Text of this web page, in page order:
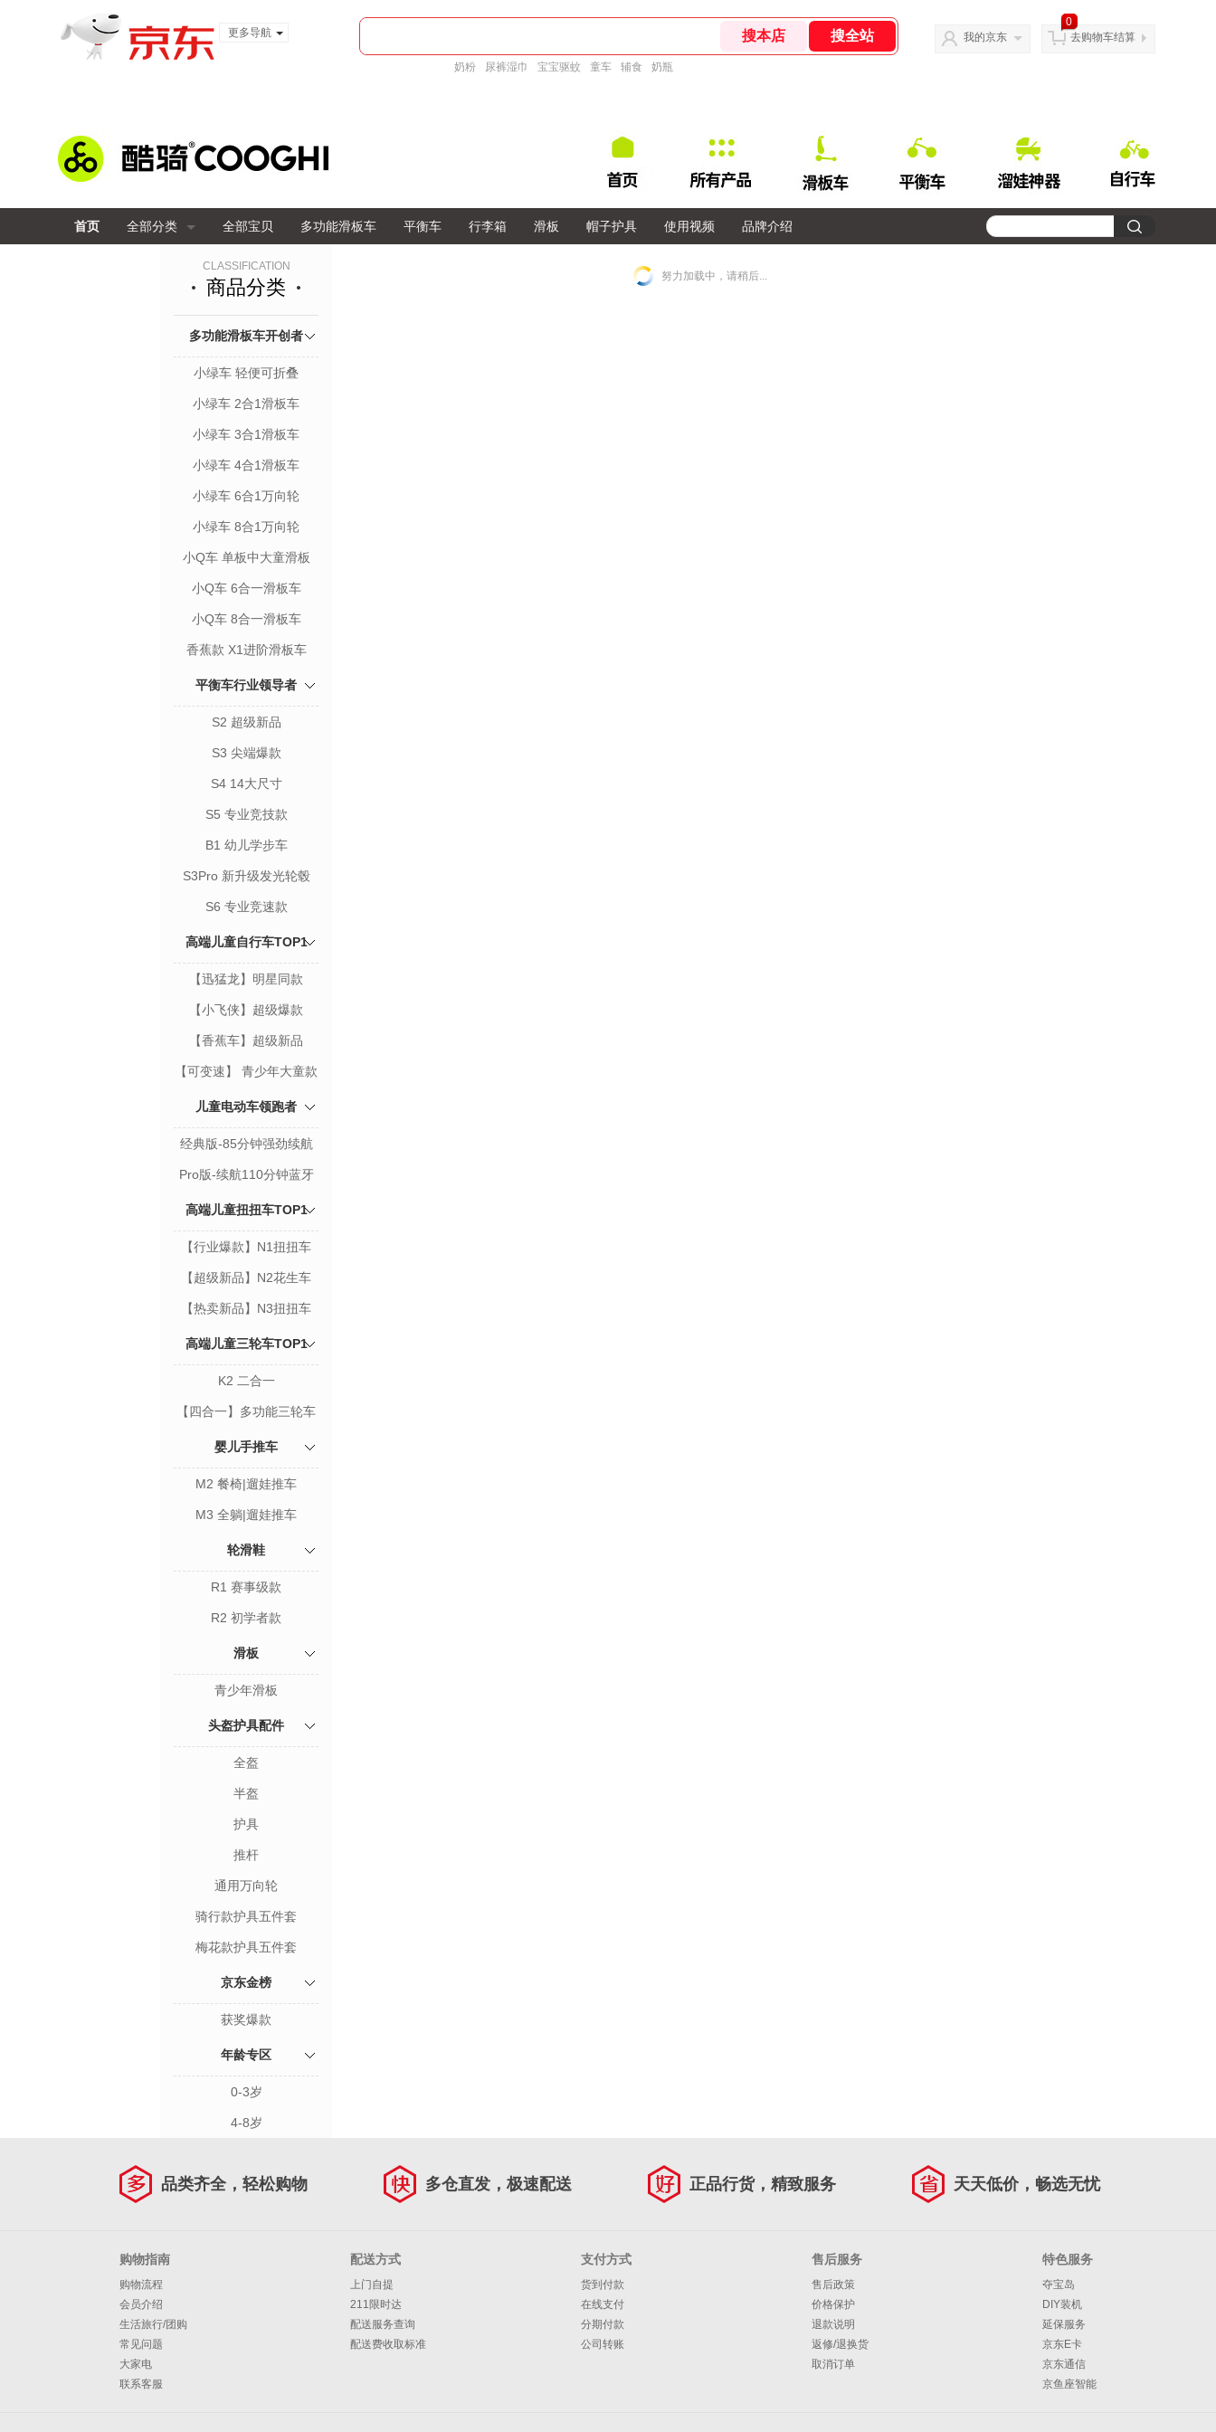
更多导航
奶粉 尿裤湿巾 宝宝驱蚊 童车 辅食 奶瓶
我的京东
0
去购物车结算
首页 全部分类 全部宝贝 多功能滑板车 平衡车 行李箱 滑板 帽子护具 使用视频 品牌介绍
CLASSIFICATION
商品分类
多功能滑板车开创者
小绿车 轻便可折叠
小绿车 2合1滑板车
小绿车 3合1滑板车
小绿车 4合1滑板车
小绿车 6合1万向轮
小绿车 8合1万向轮
小Q车 单板中大童滑板
小Q车 6合一滑板车
小Q车 8合一滑板车
香蕉款 X1进阶滑板车
平衡车行业领导者
S2 超级新品
S3 尖端爆款
S4 14大尺寸
S5 专业竞技款
B1 幼儿学步车
S3Pro 新升级发光轮毂
S6 专业竞速款
高端儿童自行车TOP1
【迅猛龙】明星同款
【小飞侠】超级爆款
【香蕉车】超级新品
【可变速】 青少年大童款
儿童电动车领跑者
经典版-85分钟强劲续航
Pro版-续航110分钟蓝牙
高端儿童扭扭车TOP1
【行业爆款】N1扭扭车
【超级新品】N2花生车
【热卖新品】N3扭扭车
高端儿童三轮车TOP1
K2 二合一
【四合一】多功能三轮车
婴儿手推车
M2 餐椅|遛娃推车
M3 全躺|遛娃推车
轮滑鞋
R1 赛事级款
R2 初学者款
滑板
青少年滑板
头盔护具配件
全盔
半盔
护具
推杆
通用万向轮
骑行款护具五件套
梅花款护具五件套
京东金榜
获奖爆款
年龄专区
0-3岁
4-8岁
努力加载中，请稍后...
品类齐全，轻松购物 多仓直发，极速配送 正品行货，精致服务 天天低价，畅选无忧
购物指南
购物流程
会员介绍
生活旅行/团购
常见问题
大家电
联系客服
配送方式
上门自提
211限时达
配送服务查询
配送费收取标准
支付方式
货到付款
在线支付
分期付款
公司转账
售后服务
售后政策
价格保护
退款说明
返修/退换货
取消订单
特色服务
夺宝岛
DIY装机
延保服务
京东E卡
京东通信
京鱼座智能